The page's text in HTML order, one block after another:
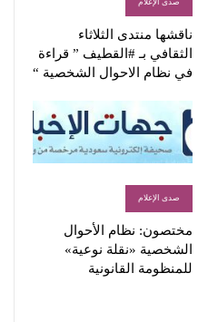
صدى الإعلام
ناقشها منتدى الثلاثاء
الثقافي بـ #القطيف ” قراءة
في نظام الاحوال الشخصية “
صدى الإعلام
مختصون: نظام الأحوال
الشخصية «نقلة نوعية»
للمنظومة القانونية